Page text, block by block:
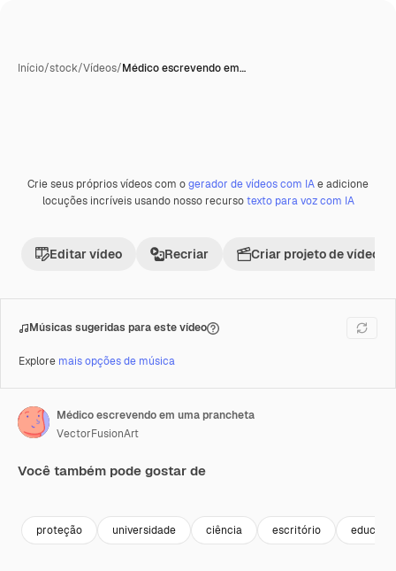
Início/stock/Vídeos/Médico escrevendo em…
Premium
Crie seus próprios vídeos com ogerador de vídeos com IAe adicione
locuções incríveis usando nosso recursotexto para voz com IA
Editar vídeo Recriar Criar projeto de vídeo
Músicas sugeridas para este vídeo
Explore mais opções de música
Médico escrevendo em uma prancheta
VectorFusionArt
Você também pode gostar de
proteção universidade ciência escritório